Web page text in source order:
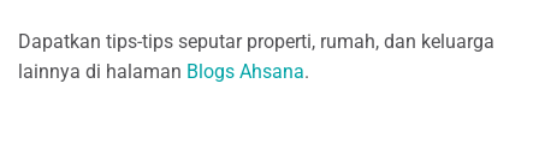
Dapatkan tips-tips seputar properti, rumah, dan keluarga
lainnya di halaman Blogs Ahsana.